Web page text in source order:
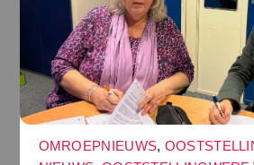
OMROEPNIEUWS,